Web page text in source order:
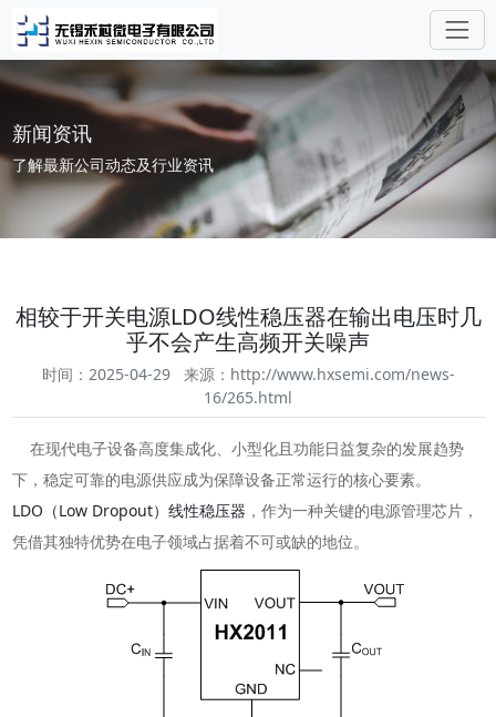
新闻资讯
了解最新公司动态及行业资讯
相较于开关电源LDO线性稳压器在输出电压时几
乎不会产生高频开关噪声
时间：2025-04-29 来源： http://www.hxsemi.com/news-
16/265.html
在现代电子设备高度集成化、小型化且功能日益复杂的发展趋势
下，稳定可靠的电源供应成为保障设备正常运行的核心要素。
LDO（Low Dropout）线性稳压器 ，作为一种关键的电源管理芯片，
凭借其独特优势在电子领域占据着不可或缺的地位。